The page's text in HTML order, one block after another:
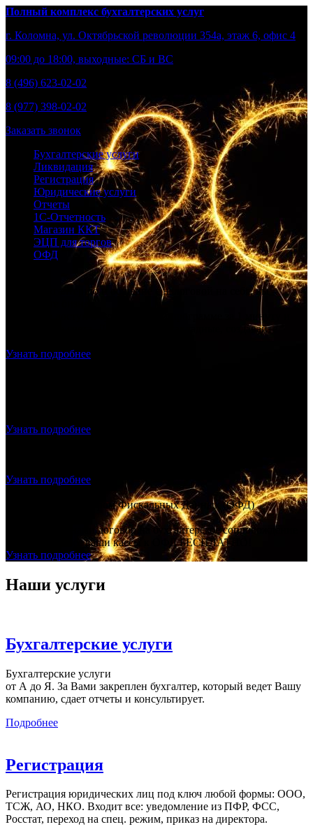
Полный комплекс бухгалтерских услуг
г. Коломна, ул. Октябрьской революции 354а, этаж 6, офис 4
09:00 до 18:00, выходные: СБ и ВС
8 (496) 623-02-02
8 (977) 398-02-02
Заказать звонок
Бухгалтерские услуги
Ликвидация
Регистрация
Юридические услуги
Отчеты
1С-Отчетность
Магазин ККТ
ЭЦП для торгов
ОФД
Берем бухгалтерию и общение с налоговой на себя, вы –
Получите доступ к бухгалтерской программе за 1 минуту и
выставляете счета. Делайте акты, накладные, создавайте
Узнать подробнее
Узнать подробнее
Узнать подробнее
Договор с Оператором Фискальных Данных (ОФД)
Заключаете с нами договор на бухгалтерское сопровождение –
подключаем все ваши кассы к ОФД БЕСПЛАТНО!
Узнать подробнее
Наши услуги
Бухгалтерские услуги
Бухгалтерские услуги
от А до Я. За Вами закреплен бухгалтер, который ведет Вашу
компанию, сдает отчеты и консультирует.
Подробнее
Регистрация
Регистрация юридических лиц под ключ любой формы: ООО,
ТСЖ, АО, НКО. Входит все: уведомление из ПФР, ФСС,
Росстат, переход на спец. режим, приказ на директора.